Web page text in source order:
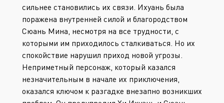
сильнее становились их связи. Ихуань была
поражена внутренней силой и благородством
Сюань Мина, несмотря на все трудности, с
которыми им приходилось сталкиваться. Но их
спокойствие нарушил приход новой угрозы.
Неприметный персонаж, который казался
незначительным в начале их приключения,
оказался ключом к разгадке внезапно возникших